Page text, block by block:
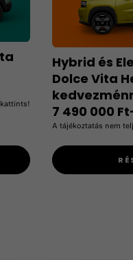
Hybrid és
Dolce Vita
7 490 000
A tájékoztatás nem